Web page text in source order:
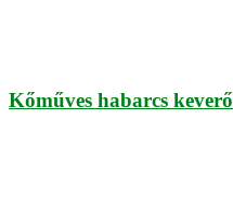
Kőműves habarcs keverő